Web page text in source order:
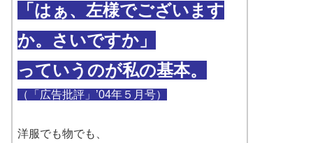
「はぁ、左様でございます
か。さいですか」
っていうのが私の基本。
（「広告批評」’04年５月号）
洋服でも物でも、